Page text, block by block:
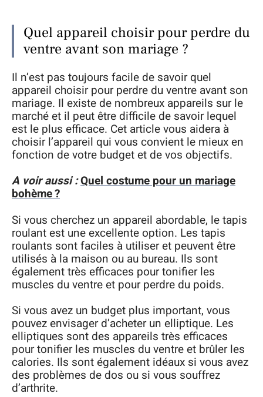
Quel appareil choisir pour perdre du
ventre avant son mariage ?
Il n’est pas toujours facile de savoir quel
appareil choisir pour perdre du ventre avant son
mariage. Il existe de nombreux appareils sur le
marché et il peut être difficile de savoir lequel
est le plus efficace. Cet article vous aidera à
choisir l’appareil qui vous convient le mieux en
fonction de votre budget et de vos objectifs.
A voir aussi :Quel costume pour un mariage
bohème ?
Si vous cherchez un appareil abordable, le tapis
roulant est une excellente option. Les tapis
roulants sont faciles à utiliser et peuvent être
utilisés à la maison ou au bureau. Ils sont
également très efficaces pour tonifier les
muscles du ventre et pour perdre du poids.
Si vous avez un budget plus important, vous
pouvez envisager d’acheter un elliptique. Les
elliptiques sont des appareils très efficaces
pour tonifier les muscles du ventre et brûler les
calories. Ils sont également idéaux si vous avez
des problèmes de dos ou si vous souffrez
d’arthrite.